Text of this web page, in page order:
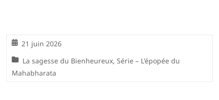
21 juin 2026
La sagesse du Bienheureux,Série – L'épopée du
Mahabharata